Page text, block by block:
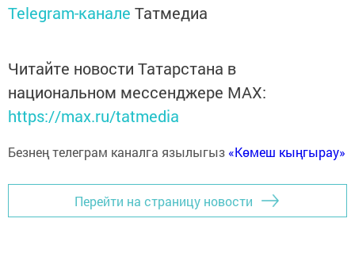
Telegram-канале Татмедиа
Читайте новости Татарстана в
национальном мессенджере MАХ:
https://max.ru/tatmedia
Безнең телеграм каналга язылыгыз «Көмеш кыңгырау»
Перейти на страницу новости